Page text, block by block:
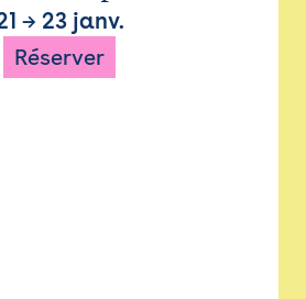
→ 23 janv.
Réserver